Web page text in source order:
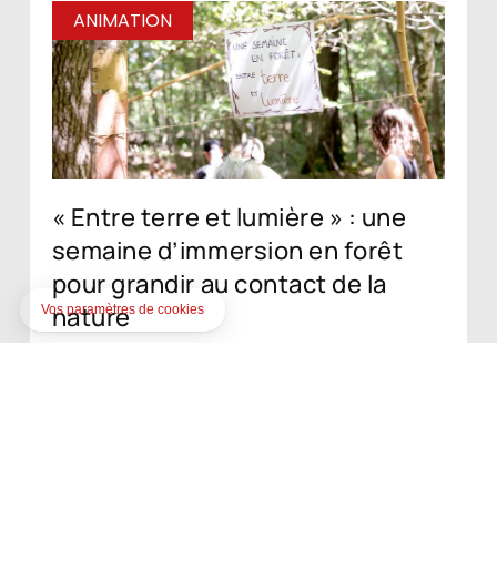
ANIMATION
« Entre terre et lumière » : une
semaine d’immersion en forêt
pour grandir au contact de la
nature